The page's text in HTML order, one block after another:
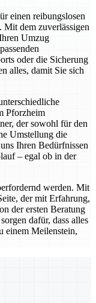
einen reibungslosen
Mit dem zuverlässigen
Umzug
oder die Sicherung
alles, damit Sie sich
Pforzheim
der sowohl für den
Umstellung die
Ihren Bedürfnissen
– egal ob in der
werden. Mit
der mit Erfahrung,
der ersten Beratung
dafür, dass alles
einem Meilenstein,